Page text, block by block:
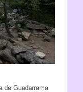
de Guadarrama